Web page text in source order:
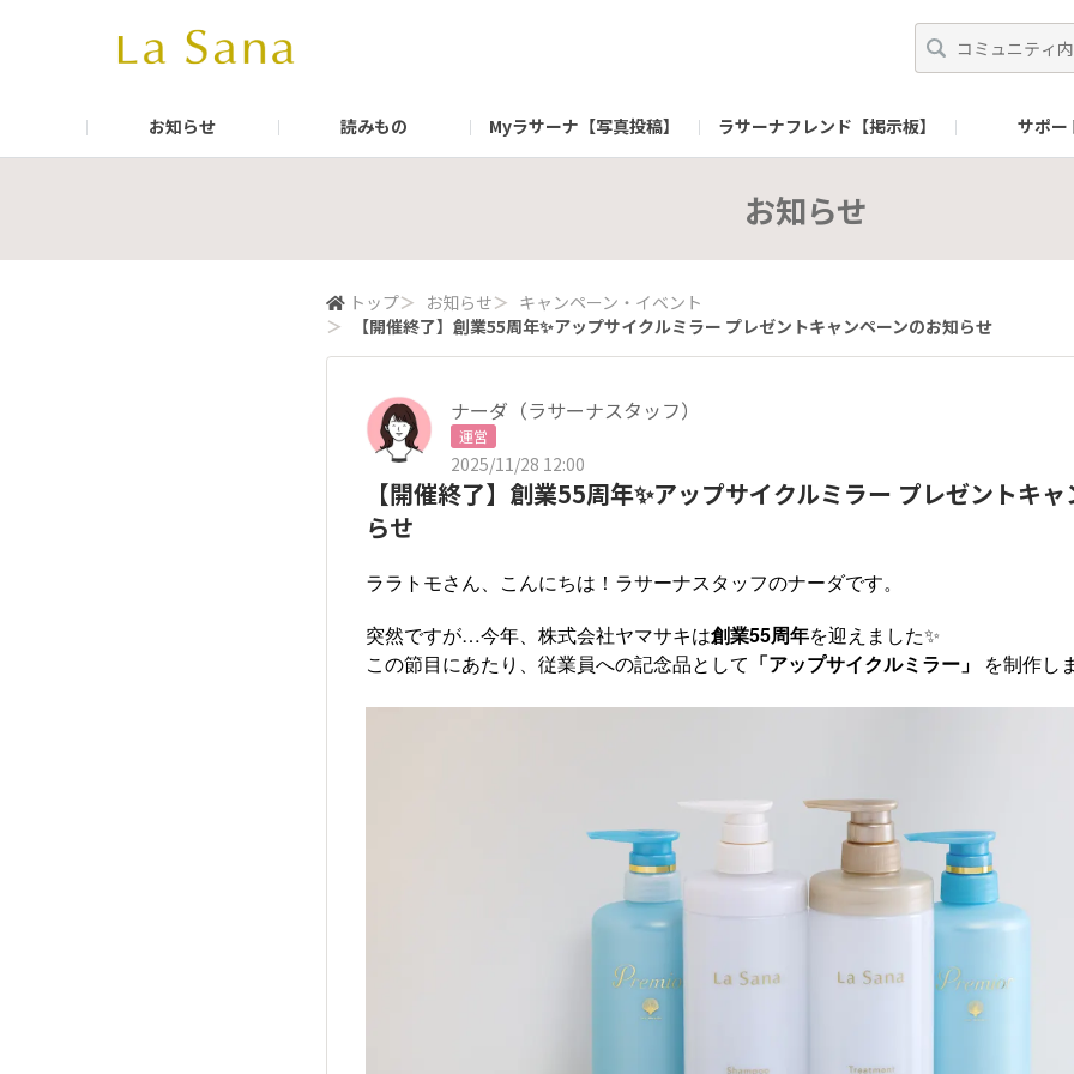
お知らせ 読みもの Myラサーナ【写真投稿】 ラサーナフレンド【掲示板】 サポー
公式facebook 公式LINE
お知らせ
トップ＞ お知らせ＞ キャンペーン・イベント
＞
【開催終了】創業55周年✨アップサイクルミラー プレゼントキャンペーンのお知らせ
ナーダ（ラサーナスタッフ）
運営
2025/11/28 12:00
【開催終了】創業55周年✨アップサイクルミラー プレゼントキ
らせ
ララトモさん、こんにちは！ラサーナスタッフのナーダです。
突然ですが…今年、株式会社ヤマサキは創業55周年を迎えました✨
この節目にあたり、従業員への記念品として 「アップサイクルミラー」 を制作し